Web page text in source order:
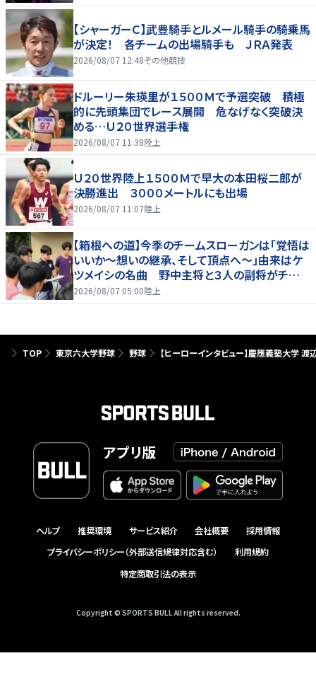
【シャーガーＣ】武豊騎手とルメール騎手の騎乗馬
が決定！ 各チームの出場騎手も ＪＲＡ発表
2026/08/07 12:48その他競技
ドルーリー朱瑛里が１５００Ｍで予選突破 積極
的に先頭集団でレース展開 危なげなく突破決
める…Ｕ２０世界選手権
2026/08/07 11:38陸上
Ｕ２０世界陸上１５００Ｍで早大の本田桜二郎が
決勝進出 ３０００メートルにも出場
2026/08/07 11:07陸上
【箱根への道】今季のチームスローガンは「覚悟は
いいか～想いの継承、そして頂点へ～」由来はケ
ツメイシの名曲 野中主将と３人の副将がチーム
を引っ張る…夏合宿特集第１弾、国学院大
2026/08/07 05:00陸上
TOP 東京六大学野球 野球 【ヒーローインタビュー】慶應義塾大学
アプリ版
ヘルプ 推奨環境 サービス紹介 会社概要
採用情報
プライバシーポリシー（外部送信規律対応含む）
利用規約
特定商取引法の表示
Copyright © SPORTS BULL All rights reserved.